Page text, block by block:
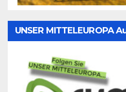
UNSER MITTELEUROPA